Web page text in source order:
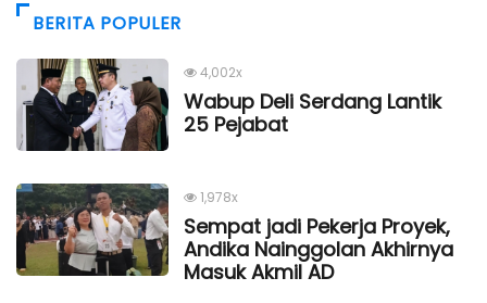
BERITA POPULER
4,002x
Wabup Deli Serdang Lantik
25 Pejabat
1,978x
Sempat jadi Pekerja Proyek,
Andika Nainggolan Akhirnya
Masuk Akmil AD